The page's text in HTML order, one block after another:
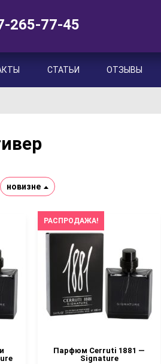
265-77-45
СТАТЬИ ОТЗЫВЫ
новизне
РАСПРОДАЖА!
Парфюм Cerruti 1881 —
Signature